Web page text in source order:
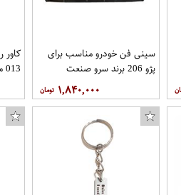
سینی فن خودرو مناسب برای
پژو 206 برند سرو صنعت
۱,۸۴۰,۰۰۰
013 مناسب برای هیوندای i20